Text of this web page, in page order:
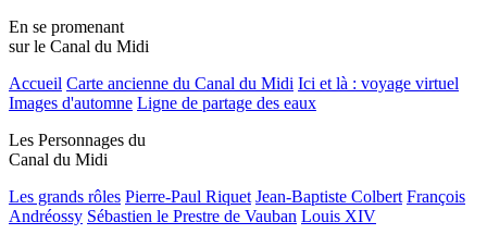
En se promenant
sur le Canal du Midi
Accueil Carte ancienne du Canal du Midi Ici et là : voyage virtuel
Images d'automne Ligne de partage des eaux
Les Personnages du
Canal du Midi
Les grands rôles Pierre-Paul Riquet Jean-Baptiste Colbert François
Andréossy Sébastien le Prestre de Vauban Louis XIV